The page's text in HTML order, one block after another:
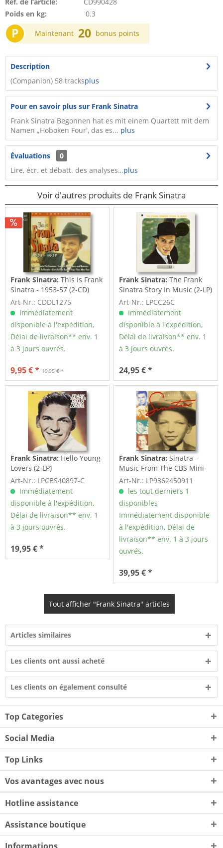
Poids en kg:
0.3
P Maintenant 20 bonus points
Description
(Companion) 58 tracksplus
Pour en savoir plus sur Frank Sinatra
Frank Sinatra Begonnen hat es mit einem Quartett mit dem
Namen „Hoboken Four', das es... plus
Évaluations
0
Lire, écr. et débatt. des analyses…plus
Voir d'autres produits de Frank Sinatra
Frank Sinatra: This Is Frank
Sinatra - 1953-57 (2-CD)
Art-Nr.: CDDL1275
Immédiatement
disponible à l'expédition,
Délai de livraison** env. 1
à 3 jours ouvrés.
19,95 € *
9,95 € *
Frank Sinatra: The Frank
Sinatra Story In Music (2-LP)
Art-Nr.: LPCC26C
Immédiatement
disponible à l'expédition,
Délai de livraison** env. 1
à 3 jours ouvrés.
24,95 € *
Frank Sinatra: Hello Young
Lovers (2-LP)
Art-Nr.: LPCBS40897-C
Immédiatement
disponible à l'expédition,
Délai de livraison** env. 1
à 3 jours ouvrés.
19,95 € *
Frank Sinatra: Sinatra -
Music From The CBS Mini-
Series (2-LP)
Art-Nr.: LP9362450911
les tout derniers 1
disponibles
Immédiatement disponible
à l'expédition, Délai de
livraison** env. 1 à 3 jours
ouvrés.
39,95 € *
Tout afficher "Frank Sinatra" articles
Articles similaires
Les clients ont aussi acheté
Les clients on également consulté
Top Categories
Social Media
Top Links
Vos avantages avec nous
Hotline assistance
Assistance boutique